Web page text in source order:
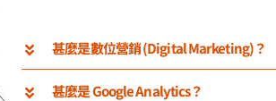
甚麼是數位營銷 (Digital Marketing)？
甚麼是 Google Analytics？